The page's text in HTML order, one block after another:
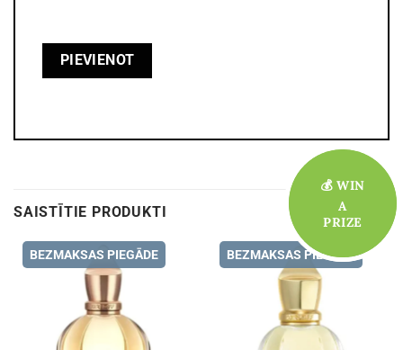
SAISTĪTIE PRODUKTI
BEZMAKSAS PIEGĀDE BEZMAKSAS PIEGĀDE
💰 WIN
A
PRIZE
💰 WIN
A
PRIZE